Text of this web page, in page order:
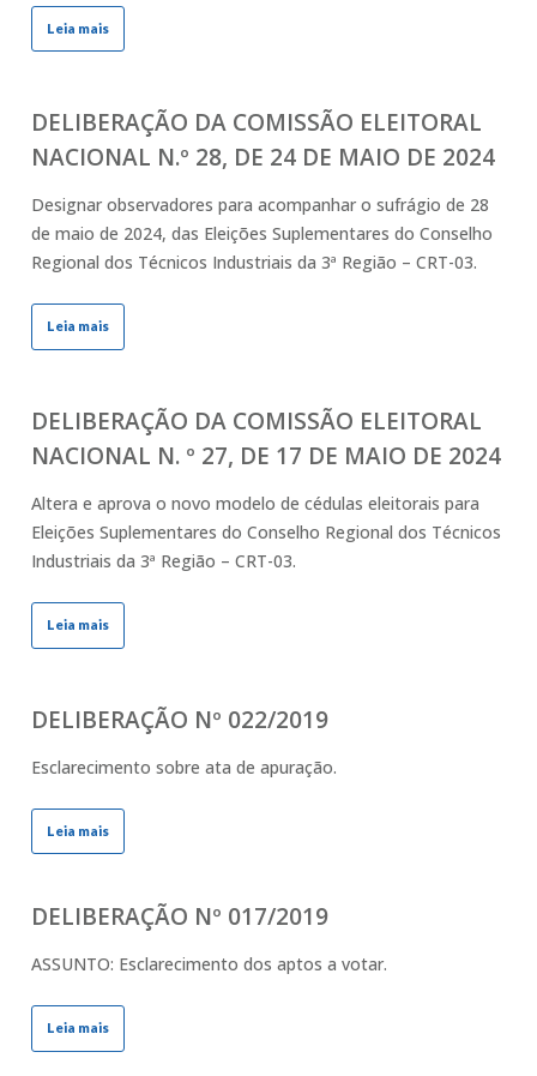
Leia mais
DELIBERAÇÃO DA COMISSÃO ELEITORAL
NACIONAL N.º 28, DE 24 DE MAIO DE 2024
Designar observadores para acompanhar o sufrágio de 28
de maio de 2024, das Eleições Suplementares do Conselho
Regional dos Técnicos Industriais da 3ª Região – CRT-03.
Leia mais
DELIBERAÇÃO DA COMISSÃO ELEITORAL
NACIONAL N. º 27, DE 17 DE MAIO DE 2024
Altera e aprova o novo modelo de cédulas eleitorais para
Eleições Suplementares do Conselho Regional dos Técnicos
Industriais da 3ª Região – CRT-03.
Leia mais
DELIBERAÇÃO Nº 022/2019
Esclarecimento sobre ata de apuração.
Leia mais
DELIBERAÇÃO Nº 017/2019
ASSUNTO: Esclarecimento dos aptos a votar.
Leia mais